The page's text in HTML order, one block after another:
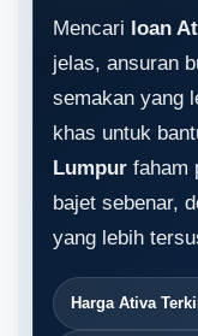
Mencari loan
jelas, ansuran
semakan yang
khas untuk
Lumpur faham
bajet sebenar,
yang lebih
Harga Ativa